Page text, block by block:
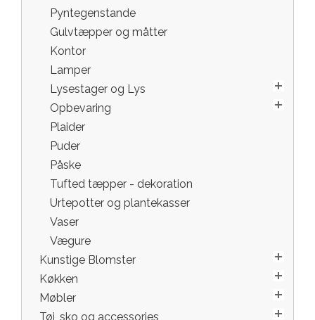
Pyntegenstande
Gulvtæpper og måtter
Kontor
Lamper
Lysestager og Lys
Opbevaring
Plaider
Puder
Påske
Tufted tæpper - dekoration
Urtepotter og plantekasser
Vaser
Vægure
Kunstige Blomster
Køkken
Møbler
Tøj, sko og accessories